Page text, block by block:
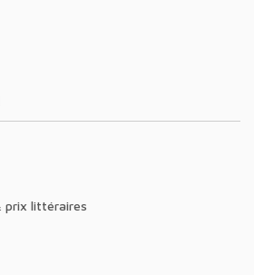
prix littéraires